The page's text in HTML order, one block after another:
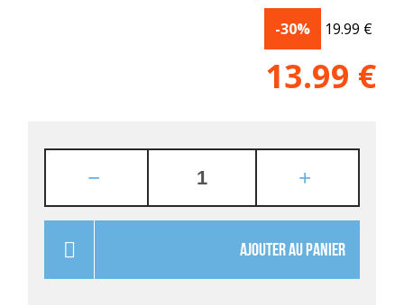
-30% 19.99 €
13.99 €
AJOUTER AU PANIER